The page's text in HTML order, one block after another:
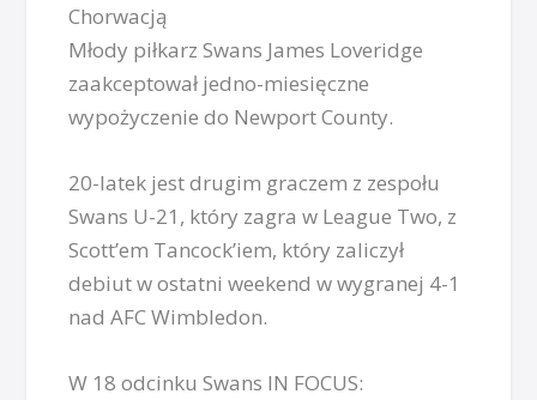
Chorwacją
Młody piłkarz Swans James Loveridge
zaakceptował jedno-miesięczne
wypożyczenie do Newport County.
20-latek jest drugim graczem z zespołu
Swans U-21, który zagra w League Two, z
Scott’em Tancock’iem, który zaliczył
debiut w ostatni weekend w wygranej 4-1
nad AFC Wimbledon.
W 18 odcinku Swans IN FOCUS: